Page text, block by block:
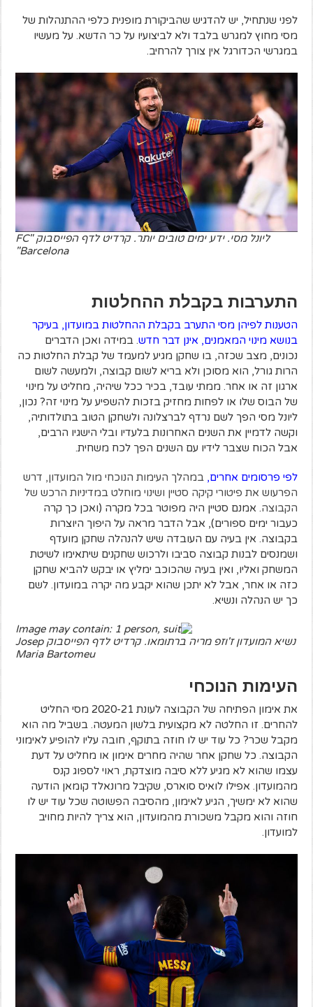
לפני שנתחיל, יש להדגיש שהביקורת מופנית כלפי ההתנהלות של
מסי מחוץ למגרש בלבד ולא לביצועיו על כר הדשא. על מעשיו
במגרשי הכדורגל אין צורך להרחיב.
ליונל מסי. ידע ימים טובים יותר. קרדיט לדף הפייסבוק "FC
Barcelona"
התערבות בקבלת ההחלטות
הטענות לפיהן מסי התערב בקבלת ההחלטות במועדון, בעיקר
בנושא מינוי המאמנים, אינן דבר חדש. במידה ואכן הדברים
נכונים, מצב שכזה, בו שחקן מגיע למעמד של קבלת החלטות כה
הרות גורל, הוא מסוכן ולא בריא לשום קבוצה, ולמעשה לשום
ארגון זה או אחר. ממתי עובד, בכיר ככל שיהיה, מחליט על מינוי
של הבוס שלו או לפחות מחזיק בזכות להשפיע על מינוי זה? נכון,
ליונל מסי הפך לשם נרדף לברצלונה ולשחקן הטוב בתולדותיה,
וקשה לדמיין את השנים האחרונות בלעדיו ובלי הישגיו הרבים,
אבל הכוח שצבר לידיו עם השנים הפך לכח משחית.
לפי פרסומים אחרים, במהלך העימות הנוכחי מול המועדון, דרש
הפרעוש את פיטורי קיקה סטיין ושינוי מוחלט במדיניות הרכש של
הקבוצה. אמנם סטיין היה מפוטר בכל מקרה (ואכן כך קרה
כעבור ימים ספורים), אבל הדבר מראה על היפוך היוצרות
בקבוצה. אין בעיה עם העובדה שיש להנהלה שחקן מועדף
ושמנסים לבנות קבוצה סביבו ולרכוש שחקנים שיתאימו לשיטת
המשחק ואליו, ואין בעיה שהכוכב ימליץ או יבקש להביא שחקן
כזה או אחר, אבל לא יתכן שהוא יקבע מה יקרה במועדון. לשם
כך יש הנהלה ונשיא.
נשיא המועדון ז'וזפ מריה ברתומאו. קרדיט לדף הפייסבוק Josep
Maria Bartomeu
העימות הנוכחי
את אימון הפתיחה של הקבוצה לעונת 2020-21 מסי החליט
להחרים. זו החלטה לא מקצועית בלשון המעטה. בשביל מה הוא
מקבל שכר? כל עוד יש לו חוזה בתוקף, חובה עליו להופיע לאימוני
הקבוצה. כל שחקן אחר שהיה מחרים אימון או מחליט על דעת
עצמו שהוא לא מגיע ללא סיבה מוצדקת, ראוי לספוג קנס
מהמועדון. אפילו לואיס סוארס, שקיבל מרונאלד קומאן הודעה
שהוא לא ימשיך, הגיע לאימון, מהסיבה הפשוטה שכל עוד יש לו
חוזה והוא מקבל משכורת מהמועדון, הוא צריך להיות מחויב
למועדון.